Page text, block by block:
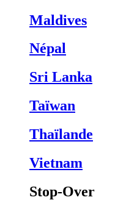
Maldives
Népal
Sri Lanka
Taïwan
Thaïlande
Vietnam
Stop-Over